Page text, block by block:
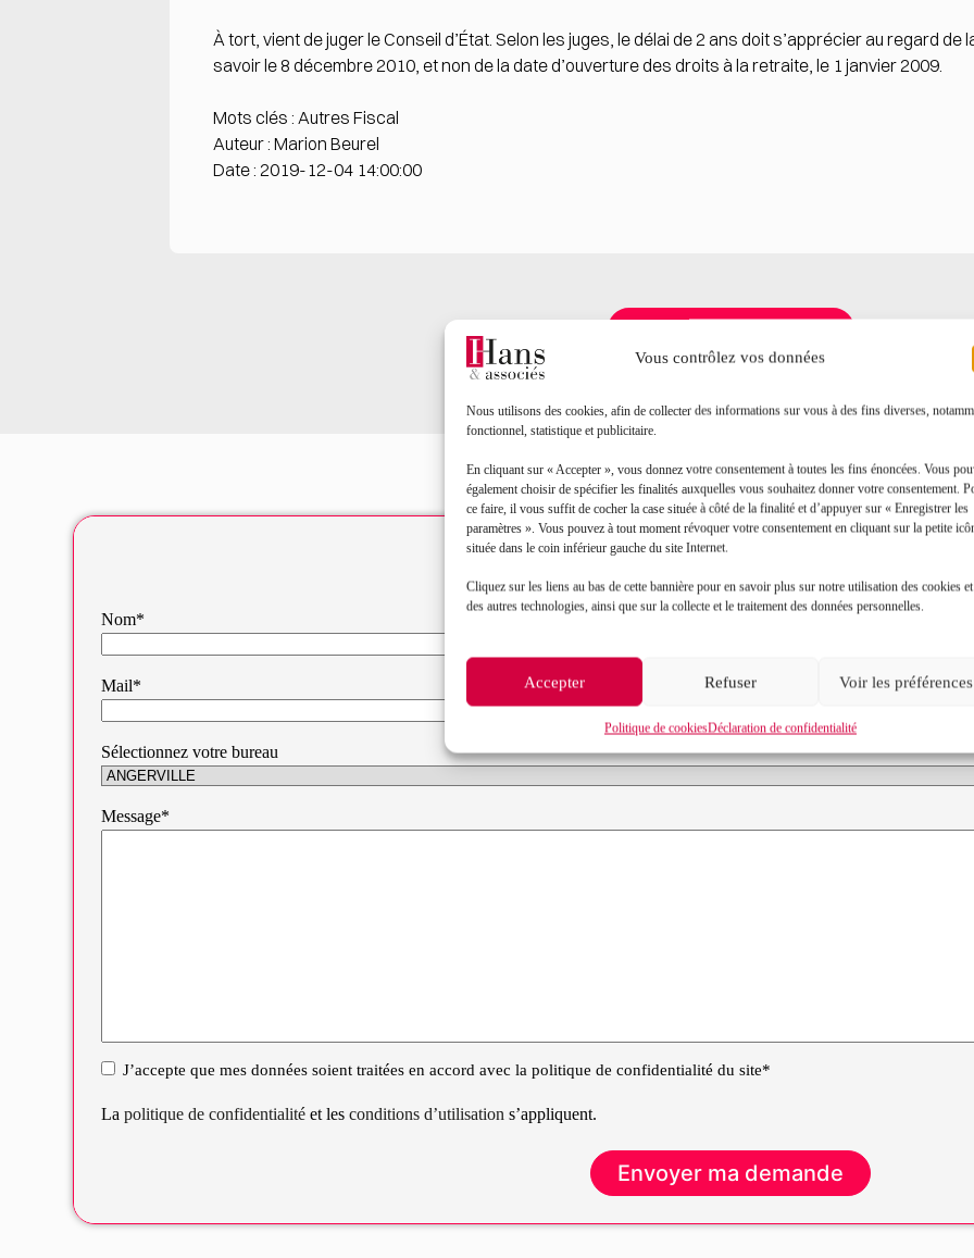
Vous contrôlez vos données
Nous utilisons des cookies, afin de collecter des informations sur vous à des fins diverses,
fonctionnel, statistique et publicitaire.
En cliquant sur « Accepter », vous donnez votre consentement à toutes les fins énoncées. Vous
également choisir de spécifier les finalités auxquelles vous souhaitez donner votre consentement.
ce faire, il vous suffit de cocher la case située à côté de la finalité et d’appuyer sur « Enregistrer les
paramètres ». Vous pouvez à tout moment révoquer votre consentement en cliquant sur la petite
située dans le coin inférieur gauche du site Internet.
Cliquez sur les liens au bas de cette bannière pour en savoir plus sur notre utilisation des cookies et
des autres technologies, ainsi que sur la collecte et le traitement des données personnelles.
Accepter Refuser Voir les préférences
Politique de cookiesDéclaration de confidentialité
À tort, vient de juger le Conseil d’État. Selon les juges, le délai de 2 ans doit s’apprécier au regard
savoir le 8 décembre 2010, et non de la date d’ouverture des droits à la retraite, le 1 janvier 2009.
Mots clés : Autres Fiscal
Auteur : Marion Beurel
Date : 2019-12-04 14:00:00
Contact
Nom*
Mail* Objet de votre demande*
Sélectionnez votre bureau
Message*
RGPDJ’accepte que mes données soient traitées en accord avec la politique de confidentialité du site*
Lapolitique de confidentialité et lesconditions d’utilisations’appliquent.